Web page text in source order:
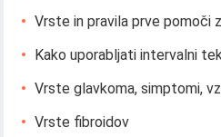
Vrste in pravila prve pomoči
Kako uporabljati intervalni
Vrste glavkoma, simptomi,
Vrste fibroidov